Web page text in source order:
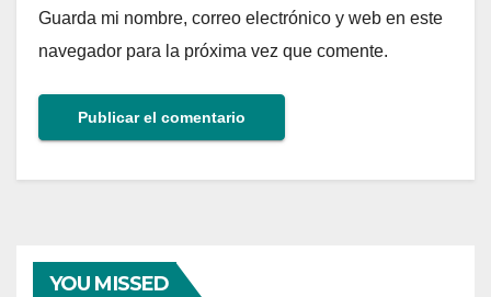
Guarda mi nombre, correo electrónico y web en este
navegador para la próxima vez que comente.
YOU MISSED